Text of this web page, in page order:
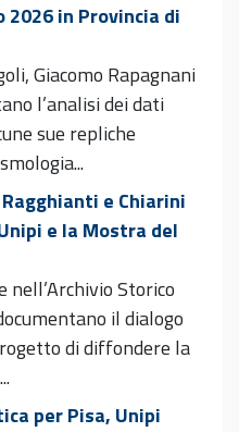
in Provincia di
Giacomo Rapagnani
l’analisi dei dati
sue repliche
e Chiarini
e la Mostra del
Storico
il dialogo
di diffondere la
per Pisa, Unipi